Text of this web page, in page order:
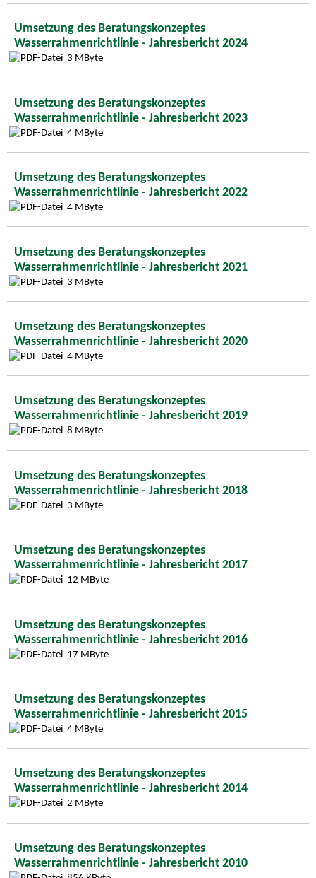
Umsetzung des Beratungskonzeptes
Wasserrahmenrichtlinie - Jahresbericht 2024
3 MByte
Umsetzung des Beratungskonzeptes
Wasserrahmenrichtlinie - Jahresbericht 2023
4 MByte
Umsetzung des Beratungskonzeptes
Wasserrahmenrichtlinie - Jahresbericht 2022
4 MByte
Umsetzung des Beratungskonzeptes
Wasserrahmenrichtlinie - Jahresbericht 2021
3 MByte
Umsetzung des Beratungskonzeptes
Wasserrahmenrichtlinie - Jahresbericht 2020
4 MByte
Umsetzung des Beratungskonzeptes
Wasserrahmenrichtlinie - Jahresbericht 2019
8 MByte
Umsetzung des Beratungskonzeptes
Wasserrahmenrichtlinie - Jahresbericht 2018
3 MByte
Umsetzung des Beratungskonzeptes
Wasserrahmenrichtlinie - Jahresbericht 2017
12 MByte
Umsetzung des Beratungskonzeptes
Wasserrahmenrichtlinie - Jahresbericht 2016
17 MByte
Umsetzung des Beratungskonzeptes
Wasserrahmenrichtlinie - Jahresbericht 2015
4 MByte
Umsetzung des Beratungskonzeptes
Wasserrahmenrichtlinie - Jahresbericht 2014
2 MByte
Umsetzung des Beratungskonzeptes
Wasserrahmenrichtlinie - Jahresbericht 2010